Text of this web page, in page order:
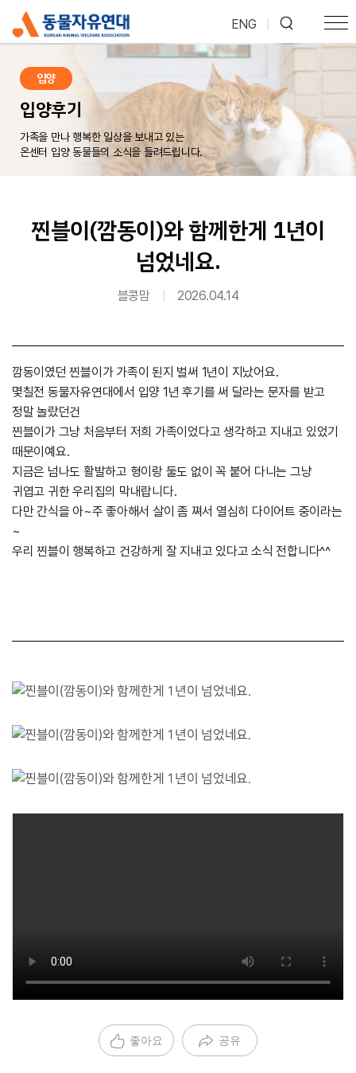
ENG
입양
입양후기
가족을 만나 행복한 일상을 보내고 있는
온센터 입양 동물들의 소식을 들려드립니다.
찐블이(깜동이)와 함께한게 1년이
넘었네요.
블콩맘 2026.04.14
깜동이였던 찐블이가 가족이 된지 벌써 1년이 지났어요.
몇칠전 동물자유연대에서 입양 1년 후기를 써 달라는 문자를 받고
정말 놀랐던건
찐블이가 그냥 처음부터 저희 가족이었다고 생각하고 지내고 있었기
때문이예요.
지금은 넘나도 활발하고 형이랑 둘도 없이 꼭 붙어 다니는 그냥
귀엽고 귀한 우리집의 막내랍니다.
다만 간식을 아~주 좋아해서 살이 좀 쪄서 열심히 다이어트 중이라는
~
우리 찐블이 행복하고 건강하게 잘 지내고 있다고 소식 전합니다^^
좋아요 공유